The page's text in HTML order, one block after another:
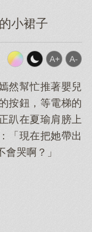
小裙子
然幫忙推著嬰兒
按鈕，等電梯的
趴在夏瑜肩膀上
「現在把她帶出
哭啊？」